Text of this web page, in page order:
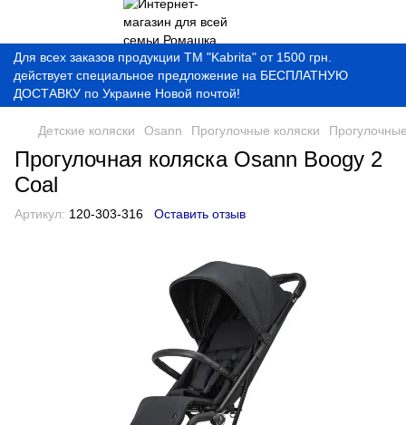
Для всех заказов продукции ТМ "Kabrita" от 1500 грн.
действует специальное предложение на БЕСПЛАТНУЮ
ДОСТАВКУ по Украине Новой почтой!
Детские коляски Osann Прогулочные коляски
Прогулочная коляска Osann Boogy 2
Coal
Артикул: 120-303-316 Оставить отзыв